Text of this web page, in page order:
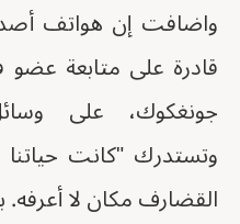
واضافت إن هواتف
جونغكوك، على
وتستدرك "كانت
القضارف مكان لا أعرفه.